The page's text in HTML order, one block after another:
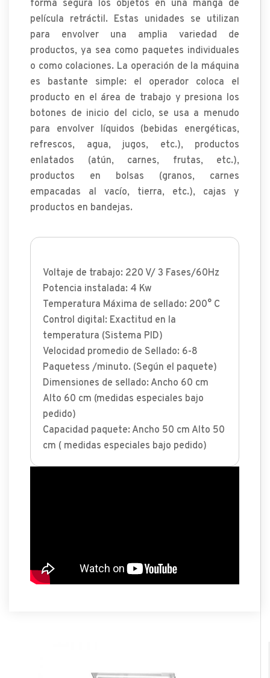
forma segura los objetos en una manga de
película retráctil. Estas unidades se utilizan
para envolver una amplia variedad de
productos, ya sea como paquetes individuales
o como colaciones. La operación de la máquina
es bastante simple: el operador coloca el
producto en el área de trabajo y presiona los
botones de inicio del ciclo, se usa a menudo
para envolver líquidos (bebidas energéticas,
refrescos, agua, jugos, etc.), productos
enlatados (atún, carnes, frutas, etc.),
productos en bolsas (granos, carnes
empacadas al vacío, tierra, etc.), cajas y
productos en bandejas.
Voltaje de trabajo: 220 V/ 3 Fases/60Hz
Potencia instalada: 4 Kw
Temperatura Máxima de sellado: 200° C
Control digital: Exactitud en la
temperatura (Sistema PID)
Velocidad promedio de Sellado: 6-8
Paquetess /minuto. (Según el paquete)
Dimensiones de sellado: Ancho 60 cm
Alto 60 cm (medidas especiales bajo
pedido)
Capacidad paquete: Ancho 50 cm Alto 50
cm ( medidas especiales bajo pedido)